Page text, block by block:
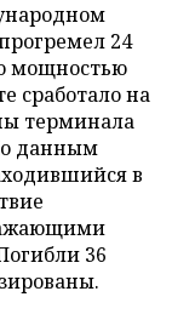
24
мощностью
сработало на
терминала
данным
в
36